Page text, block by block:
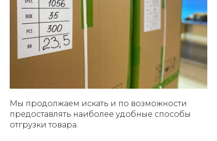
Мы продолжаем искать и по возможности
предоставлять наиболее удобные способы
отгрузки товара.